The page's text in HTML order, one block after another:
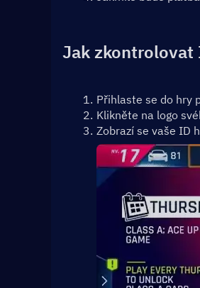
Jak zkontrolovat
Přihlaste se do hry
Klikněte na logo
Zobrazí se vaše ID